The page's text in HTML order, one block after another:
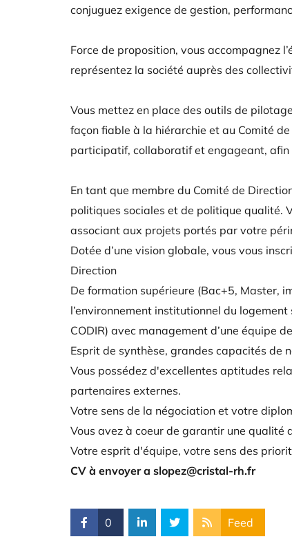
conjuguez exigence de gestion,
Force de proposition, vous accompagnez
représentez la société auprès des
Vous mettez en place des outils de
façon fiable à la hiérarchie et au Comité
participatif, collaboratif et engageant, afin
En tant que membre du Comité de
politiques sociales et de politique qualité.
associant aux projets portés par votre
Dotée d’une vision globale, vous vous
Direction
De formation supérieure (Bac+5, Master,
l’environnement institutionnel du
CODIR) avec management d’une équipe
Esprit de synthèse, grandes capacités de
Vous possédez d'excellentes aptitudes
partenaires externes.
Votre sens de la négociation et votre
Vous avez à coeur de garantir une qualité
Votre esprit d'équipe, votre sens des
CV à envoyer a slopez@cristal-rh.fr
0 Feed